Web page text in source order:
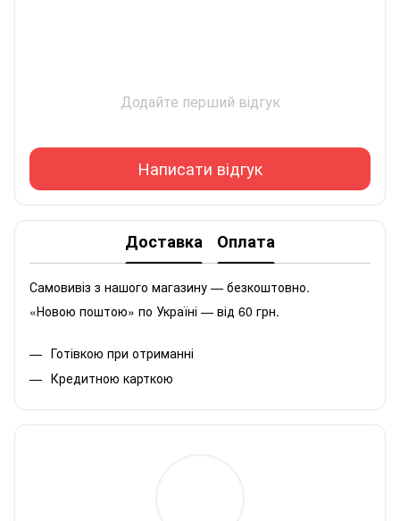
Додайте перший відгук
Написати відгук
Доставка Оплата
Самовивіз з нашого магазину — безкоштовно.
«Новою поштою» по Україні — від 60 грн.
Готівкою при отриманні
Кредитною карткою